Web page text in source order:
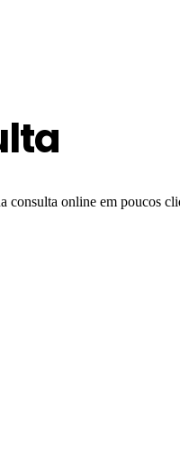
consulta online em poucos